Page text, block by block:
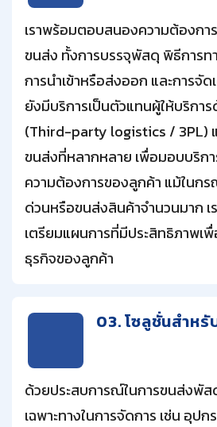
เราพร้อมตอบสนองความต้องกา
ขนส่ง ทั้งการบรรจุพัสดุ พิธีการท
การนำเข้าหรือส่งออก และการจั
ยังมีบริการเป็นตัวแทนผู้ให้บริกา
(Third-party logistics / 3PL)
ขนส่งที่หลากหลาย เพื่อมอบบริกา
ความต้องการของลูกค้า แม้ในก
ด่วนหรือขนส่งสินค้าจำนวนมาก เ
เตรียมแผนการที่มีประสิทธิภาพเ
ธุรกิจของลูกค้า
03. โซลูชั่นสำห
ด้วยประสบการณ์ในการขนส่งพั
เฉพาะทางในการจัดการ เช่น อุ